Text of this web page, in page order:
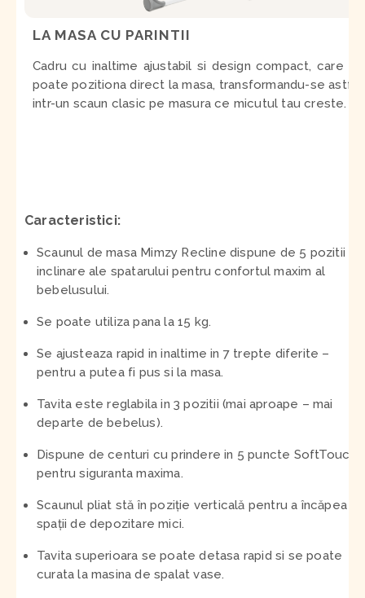
LA MASA CU PARINTII
Cadru cu inaltime ajustabil si design compact, care se
poate pozitiona direct la masa, transformandu-se astfel
intr-un scaun clasic pe masura ce micutul tau creste.
Caracteristici:
Scaunul de masa Mimzy Recline dispune de 5 pozitii de
inclinare ale spatarului pentru confortul maxim al
bebelusului.
Se poate utiliza pana la 15 kg.
Se ajusteaza rapid in inaltime in 7 trepte diferite –
pentru a putea fi pus si la masa.
Tavita este reglabila in 3 pozitii (mai aproape – mai
departe de bebelus).
Dispune de centuri cu prindere in 5 puncte SoftTouch,
pentru siguranta maxima.
Scaunul pliat stă în poziție verticală pentru a încăpea în
spații de depozitare mici.
Tavita superioara se poate detasa rapid si se poate
curata la masina de spalat vase.